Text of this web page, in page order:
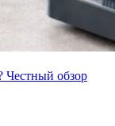
Честный обзор